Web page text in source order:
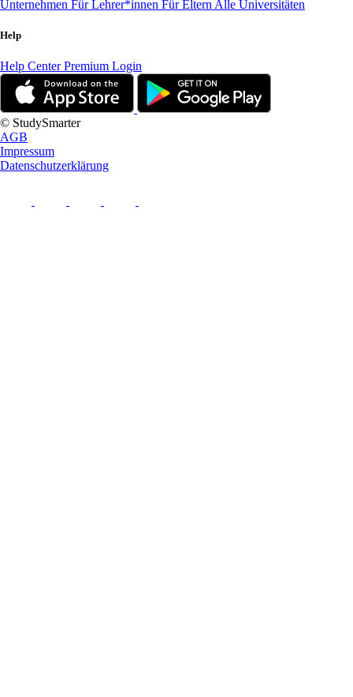
Unternehmen Für Lehrer*innen Für Eltern Alle Universitäten
Help
Help CenterPremium Login
© StudySmarter
AGB
Impressum
Datenschutzerklärung